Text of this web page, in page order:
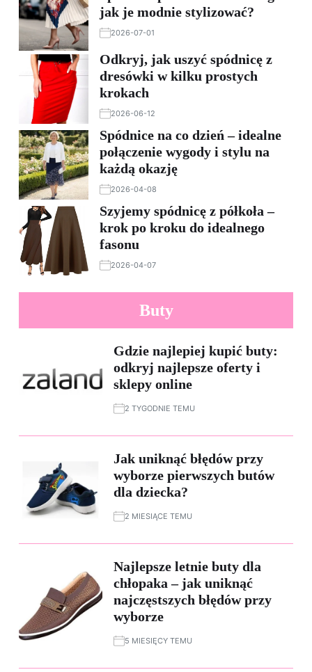
jak je modnie stylizować?
2026-07-01
Odkryj, jak uszyć spódnicę z
dresówki w kilku prostych
krokach
2026-06-12
Spódnice na co dzień – idealne
połączenie wygody i stylu na
każdą okazję
2026-04-08
Szyjemy spódnicę z półkoła –
krok po kroku do idealnego
fasonu
2026-04-07
Buty
Gdzie najlepiej kupić buty:
odkryj najlepsze oferty i
sklepy online
2 TYGODNIE TEMU
Jak uniknąć błędów przy
wyborze pierwszych butów
dla dziecka?
2 MIESIĄCE TEMU
Najlepsze letnie buty dla
chłopaka – jak uniknąć
najczęstszych błędów przy
wyborze
5 MIESIĘCY TEMU